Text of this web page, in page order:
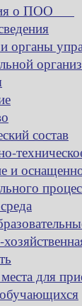
о ПОО
органы
состав
и
для